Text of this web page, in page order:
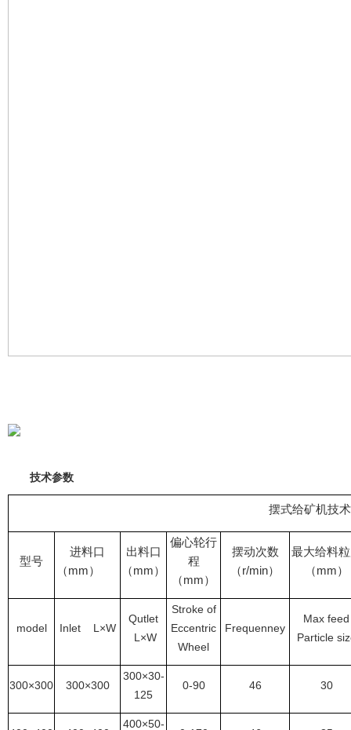
技术参数
摆式给矿机技
型号
进料口
（mm）
出料口
（mm）
偏心轮行
程
（mm）
摆动次数
（r/min）
最大给料
（mm）
model Inlet L×W
Qutlet
L×W
Stroke of
Eccentric
Wheel
Frequenney
Max feed
Particle
300×300 300×300
300×30-
125
0-90 46 30
400×50-